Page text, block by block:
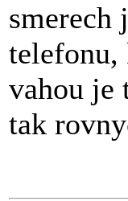
smerech
telefonu,
vahou je
tak